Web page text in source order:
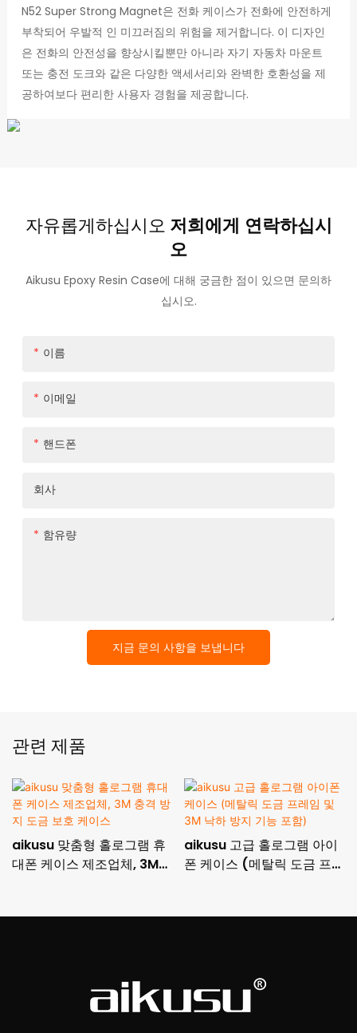
N52 Super Strong Magnet은 전화 케이스가 전화에 안전하게
부착되어 우발적 인 미끄러짐의 위험을 제거합니다. 이 디자인
은 전화의 안전성을 향상시킬뿐만 아니라 자기 자동차 마운트
또는 충전 도크와 같은 다양한 액세서리와 완벽한 호환성을 제
공하여보다 편리한 사용자 경험을 제공합니다.
자유롭게하십시오 저희에게 연락하십시
오
Aikusu Epoxy Resin Case에 대해 궁금한 점이 있으면 문의하
십시오.
이름
이메일
핸드폰
회사
함유량
지금 문의 사항을 보냅니다
관련 제품
aikusu 맞춤형 홀로그램 휴
대폰 케이스 제조업체, 3M
aikusu 고급 홀로그램 아이
폰 케이스 (메탈릭 도금 프레